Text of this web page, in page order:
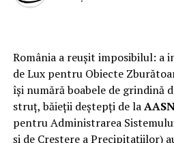
ARTICOLE PE ACEIASI TEMA:
URMATORUL
România a reușit imposibilul: a
de Lux pentru Obiecte
își numără boabele de grindină
struț, băieții deștepți de la
pentru Administrarea
și de Creștere a Precipitațiilor)